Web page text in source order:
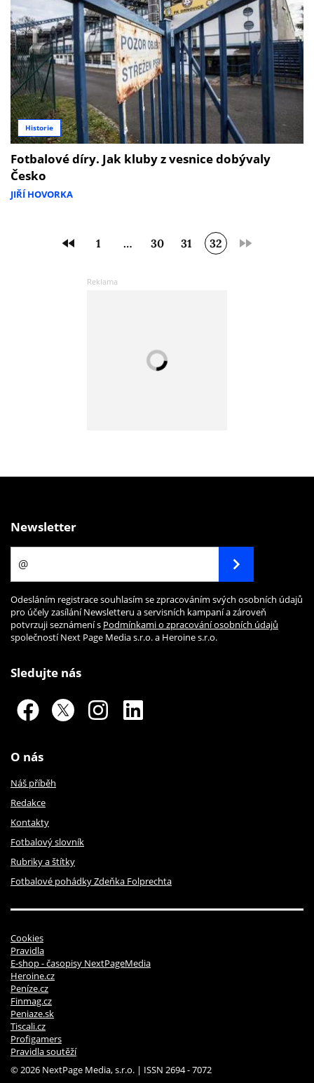
Historie
Fotbalové díry. Jak kluby z vesnice dobývaly
Česko
JIŘÍ HOVORKA
1 … 30 31 32
Newsletter
Odesláním registrace souhlasím se zpracováním svých osobních údajů
pro účely zasílání Newsletteru a servisních kampaní a zároveň
potvrzuji seznámení s Podmínkami o zpracování osobních údajů
společností Next Page Media s.r.o. a Heroine s.r.o.
Sledujte nás
O nás
Náš příběh
Redakce
Kontakty
Fotbalový slovník
Rubriky a štítky
Fotbalové pohádky Zdeňka Folprechta
Cookies
Pravidla
E-shop - časopisy NextPageMedia
Heroine.cz
Peníze.cz
Finmag.cz
Peniaze.sk
Tiscali.cz
Profigamers
Pravidla soutěží
© 2026 NextPage Media, s.r.o. | ISSN 2694 - 7072